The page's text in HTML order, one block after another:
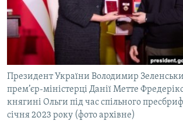
ДЕПОРТАЦІЯ
ВІДЕОУРОКИ «ELIFBE»
СВІДЧЕННЯ ОКУПАЦІЇ
УКРАЇНСЬКА ПРОБЛЕМА КРИМУ
ІНФОГРАФІКА
ЯК ОБІЙТИ БЛОКУВАННЯ
Русский
Qırımtatar
ДОЛУЧАЙСЯ!
Президент України Володимир
прем’єр-міністерці Данії Метте
княгині Ольги під час спільного
січня 2023 року (фото архівне)